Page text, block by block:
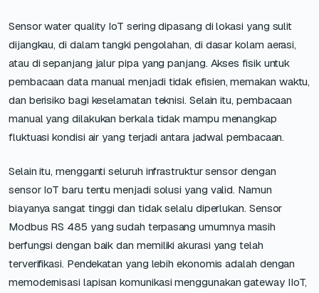
Sensor water quality IoT sering dipasang di lokasi yang sulit
dijangkau, di dalam tangki pengolahan, di dasar kolam aerasi,
atau di sepanjang jalur pipa yang panjang. Akses fisik untuk
pembacaan data manual menjadi tidak efisien, memakan waktu,
dan berisiko bagi keselamatan teknisi. Selain itu, pembacaan
manual yang dilakukan berkala tidak mampu menangkap
fluktuasi kondisi air yang terjadi antara jadwal pembacaan.
Selain itu, mengganti seluruh infrastruktur sensor dengan
sensor IoT baru tentu menjadi solusi yang valid. Namun
biayanya sangat tinggi dan tidak selalu diperlukan. Sensor
Modbus RS 485 yang sudah terpasang umumnya masih
berfungsi dengan baik dan memiliki akurasi yang telah
terverifikasi. Pendekatan yang lebih ekonomis adalah dengan
memodernisasi lapisan komunikasi menggunakan gateway IIoT,